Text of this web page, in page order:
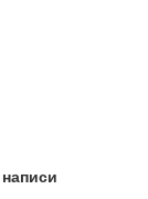
написи